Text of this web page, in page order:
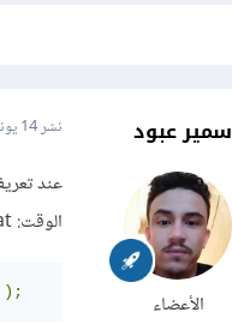
سمير عبود
الأعضاء
نشر14 يونيو 2022
الوقت: created_at، updated_at
);